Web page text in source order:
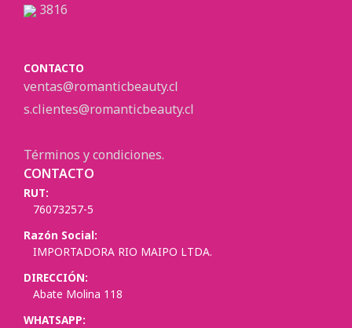
3816
CONTACTO
ventas@romanticbeauty.cl
s.clientes@romanticbeauty.cl
Términos y condiciones.
CONTACTO
RUT:
76073257-5
Razón Social:
IMPORTADORA RIO MAIPO LTDA.
DIRECCIÓN:
Abate Molina 118
WHATSAPP: